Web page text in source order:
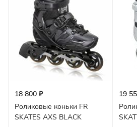
18 800 ₽
Роликовые коньки FR
SKATES AXS BLACK
19